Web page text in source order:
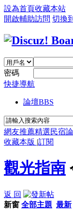
設為首頁收藏本站
開啟輔助訪問 切換
密碼
快捷導航
論壇BBS
網友推薦精選民宿
收藏本版 |訂閱
觀光指南
返 回
新窗 全部主題 最新